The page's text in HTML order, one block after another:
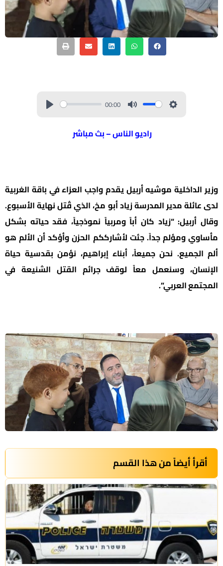
00:00
راديو الناس – بث مباشر
وزير الداخلية موشيه أربيل يقدم واجب العزاء في باقة الغربية
لدى عائلة مدير المدرسة زياد أبو مخ، الذي قُتل نهاية الأسبوع.
وقال أربيل: “زياد كان أباً ومربياً نموذجياً، فقد حياته بشكل
مأساوي ومؤلم جداً. جئت لأشارككم الحزن وأؤكد أن الألم هو
ألم الجميع. نحن جميعاً، أبناء إبراهيم، نؤمن بقدسية حياة
الإنسان، وسنعمل معاً لوقف جرائم القتل الشنيعة في
المجتمع العربي”.
أقرأ أيضاً من هذا القسم